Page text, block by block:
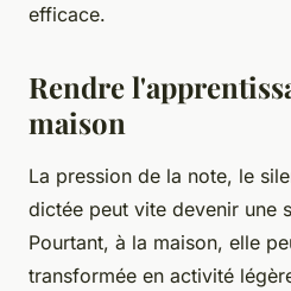
efficace.
Rendre
maison
La pression de la note, le
dictée peut vite devenir une
Pourtant, à la maison, elle
transformée en activité